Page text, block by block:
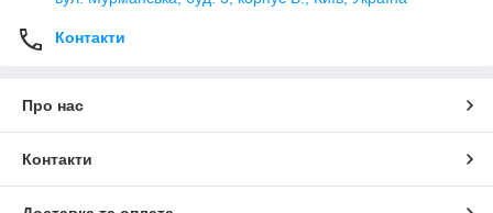
Контакти
Про нас
Контакти